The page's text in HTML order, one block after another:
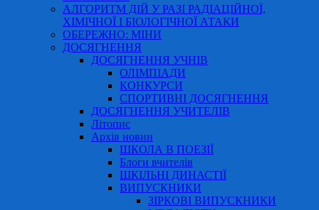
АЛГОРИТМ ДІЙ У РАЗІ РАДІАЦІЙНОЇ,
ХІМІЧНОЇ І БІОЛОГІЧНОЇ АТАКИ
ОБЕРЕЖНО: МІНИ
ДОСЯГНЕННЯ
ДОСЯГНЕННЯ УЧНІВ
ОЛІМПІАДИ
КОНКУРСИ
СПОРТИВНІ ДОСЯГНЕННЯ
ДОСЯГНЕННЯ УЧИТЕЛІВ
Літопис
Архів новин
ШКОЛА В ПОЕЗІЇ
Блоги вчителів
ШКІЛЬНІ ДИНАСТІЇ
ВИПУСКНИКИ
ЗІРКОВІ ВИПУСКНИКИ